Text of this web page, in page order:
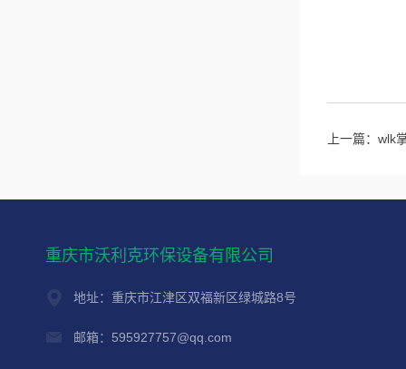
上一篇： wlk
重庆市沃利克环保设备有限公司
地址：重庆市江津区双福新区绿城路8号
邮箱：595927757@qq.com